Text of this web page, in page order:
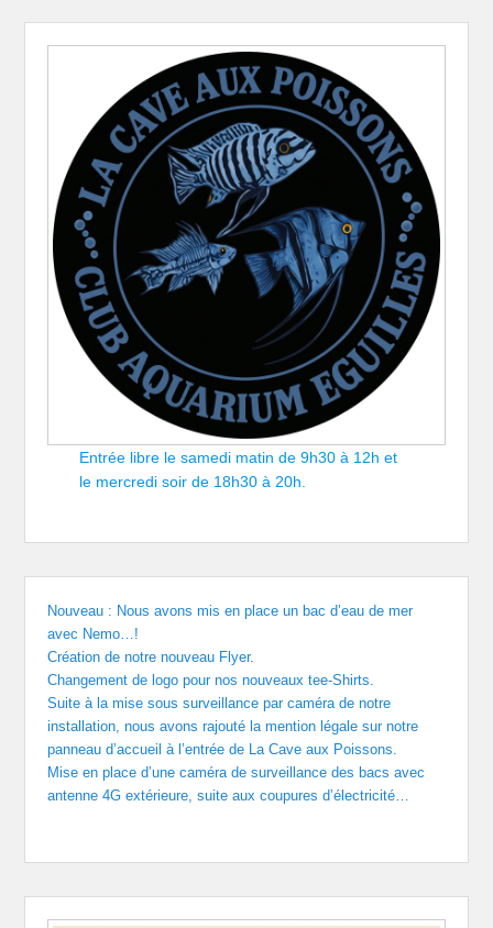
Entrée libre le samedi matin de 9h30 à 12h et
le mercredi soir de 18h30 à 20h.
Nouveau : Nous avons mis en place un bac d’eau de mer
avec Nemo…!
Création de notre nouveau Flyer.
Changement de logo pour nos nouveaux tee-Shirts.
Suite à la mise sous surveillance par caméra de notre
installation, nous avons rajouté la mention légale sur notre
panneau d’accueil à l’entrée de La Cave aux Poissons.
Mise en place d’une caméra de surveillance des bacs avec
antenne 4G extérieure, suite aux coupures d’électricité…